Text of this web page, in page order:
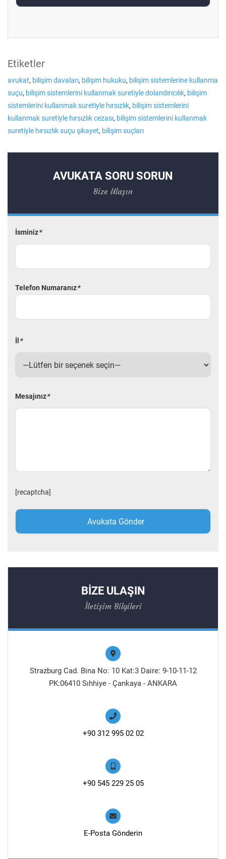
Etiketler
avukat, bilişim davaları, bilişim hukuku, bilişim sistemlerine kullanma
suçu, bilişim sistemlerini kullanmak suretiyle dolandırıcılık, bilişim
sistemlerini kullanmak suretiyle hırsızlık, bilişim sistemlerini
kullanmak suretiyle hırsızlık cezası, bilişim sistemlerini kullanmak
suretiyle hırsızlık suçu şikayet, bilişim suçları
AVUKATA SORU SORUN
Bize Ulaşın
İsminiz*
Telefon Numaranız*
İl *
Mesajınız*
[recaptcha]
BİZE ULAŞIN
İletişim Bilgileri
Strazburg Cad. Bina No: 10 Kat:3 Daire: 9-10-11-12
PK:06410 Sıhhiye - Çankaya - ANKARA
+90 312 995 02 02
+90 545 229 25 05
E-Posta Gönderin